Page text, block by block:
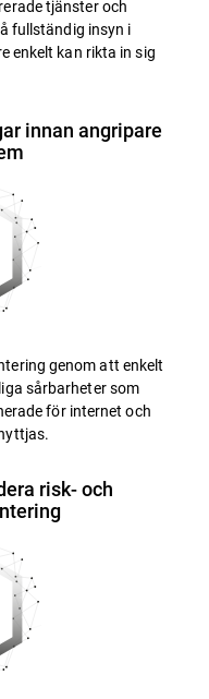
tjänster och
fullständig insyn i
enkelt kan rikta in sig
innan angripare
genom att enkelt
sårbarheter som
för internet och
risk- och